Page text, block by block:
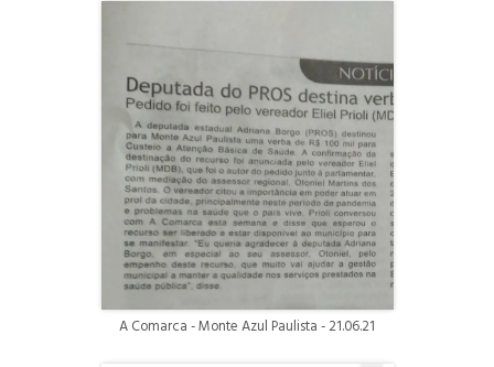
A Comarca - Monte Azul Paulista - 21.06.21